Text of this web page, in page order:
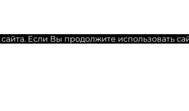
Если Вы продолжите использовать